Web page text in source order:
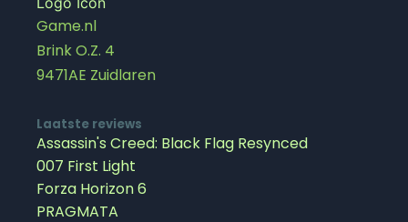
Game.nl
Brink O.Z. 4
9471AE Zuidlaren
Laatste reviews
Assassin's Creed: Black Flag Resynced
007 First Light
Forza Horizon 6
PRAGMATA